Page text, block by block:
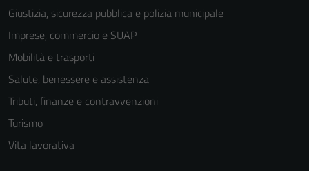
Giustizia, sicurezza pubblica e polizia municipale
Imprese, commercio e SUAP
Mobilità e trasporti
Salute, benessere e assistenza
Tributi, finanze e contravvenzioni
Turismo
Vita lavorativa